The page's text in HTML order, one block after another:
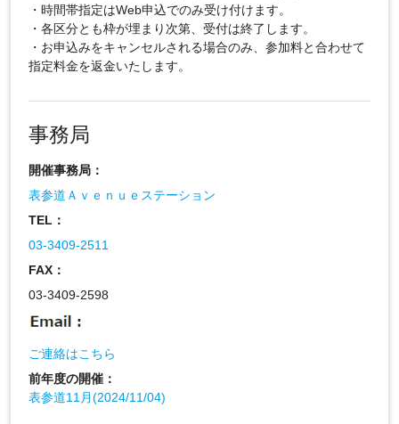
・時間帯指定はWeb申込でのみ受け付けます。
・各区分とも枠が埋まり次第、受付は終了します。
・お申込みをキャンセルされる場合のみ、参加料と合わせて
指定料金を返金いたします。
事務局
開催事務局：
表参道Ａｖｅｎｕｅステーション
TEL：
03-3409-2511
FAX：
03-3409-2598
ご連絡はこちら
前年度の開催：
表参道11月(2024/11/04)